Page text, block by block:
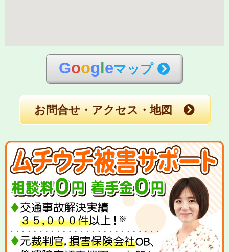
Goog eマップ
お問合せ・アクセス・地図